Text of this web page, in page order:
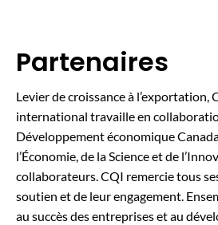
Partenaires
Levier de croissance à l’exportation,
international travaille en
Développement économique
l’Économie, de la Science et de
collaborateurs. CQI remercie tous
soutien et de leur engagement.
au succès des entreprises et au